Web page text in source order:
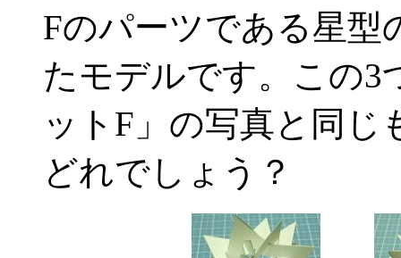
Fのパーツである星型
たモデルです。この3
ットF」の写真と同
どれでしょう？